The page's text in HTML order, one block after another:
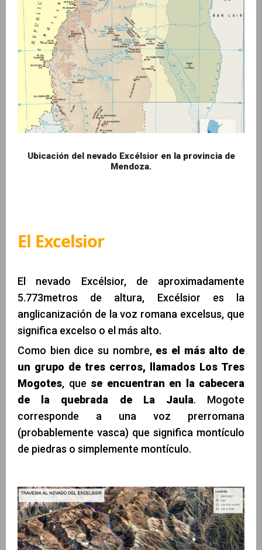
Ubicación del nevado Excélsior en la provincia de
Mendoza.
El Excelsior
El nevado Excélsior, de aproximadamente
5.773metros de altura, Excélsior es la
anglicanización de la voz romana excelsus, que
significa excelso o el más alto.
Como bien dice su nombre, es el más alto de
un grupo de tres cerros, llamados Los Tres
Mogotes, que se encuentran en la cabecera
de la quebrada de La Jaula. Mogote
corresponde a una voz prerromana
(probablemente vasca) que significa montículo
de piedras o simplemente montículo.